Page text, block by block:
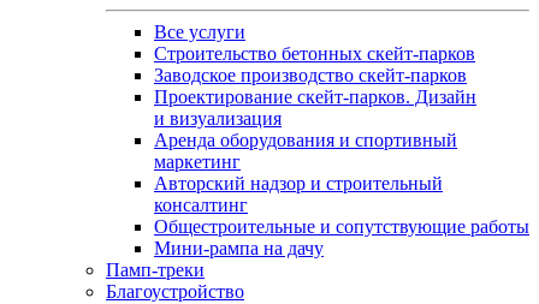
Все услуги
Строительство бетонных скейт-парков
Заводское производство скейт-парков
Проектирование скейт-парков. Дизайн
и визуализация
Аренда оборудования и спортивный
маркетинг
Авторский надзор и строительный
консалтинг
Общестроительные и сопутствующие работы
Мини-рампа на дачу
Памп‑треки
Благоустройство